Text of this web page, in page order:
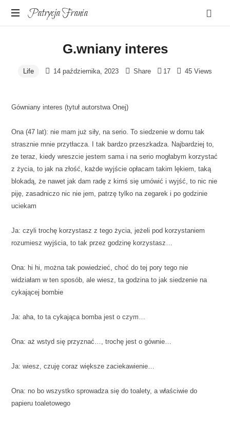
Patrycja
Patrycja Frania
silnej
G.wniany interes
Life 14 października, 2023 Share 17 45 Views
Gówniany interes (tytuł autorstwa Onej)
Ona (47 lat): nie mam już siły, na serio. To siedzenie w domu tak
strasznie mnie przytłacza. I tak bardzo przeszkadza. Najbardziej to,
że teraz, kiedy wreszcie jestem sama i na serio mogłabym korzystać
z życia, to jak na złość, każde wyjście opłacam takim lękiem, taką
blokadą, że nawet jak dam radę z kimś się umówić i wyjść, to nic nie
piję, zasadniczo nic nie jem, patrzę tylko na zegarek i po godzinie
uciekam
Ja: czyli trochę korzystasz z tego życia, jeżeli pod korzystaniem
rozumiesz wyjścia, to tak przez godzinę korzystasz…
Ona: hi hi, można tak powiedzieć, choć do tej pory tego nie
widziałam w ten sposób, ale wiesz, ta godzina to jak siedzenie na
cykającej bombie
Ja: aha, to ta cykająca bomba jest o czym…
Ona: aż wstyd się przyznać…, trochę jest o gównie…
Ja: wiesz, czuję coraz większe zaciekawienie…
Ona: no bo wszystko sprowadza się do toalety, a właściwie do
papieru toaletowego